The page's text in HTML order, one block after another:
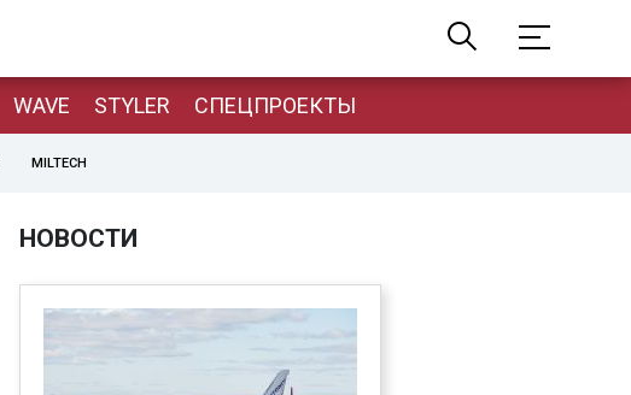
WAVE STYLER СПЕЦПРОЕКТЫ
MILTECH
НОВОСТИ